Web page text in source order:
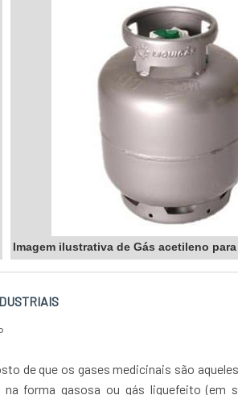
confiança, comprometida em oferecer
clientes. Se você busca um serviço de
não hesite em contatar a Reaton....
Imagem ilustrativa de Gás acetileno
de que os gases medicinais são
na forma gasosa ou gás liquefeito (em